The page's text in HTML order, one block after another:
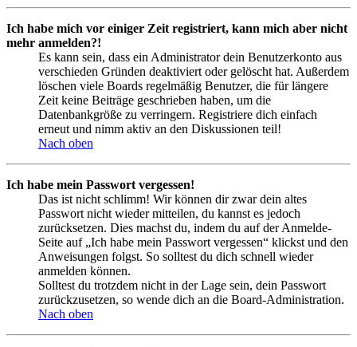
Ich habe mich vor einiger Zeit registriert, kann mich aber nicht
mehr anmelden?!
Es kann sein, dass ein Administrator dein Benutzerkonto aus
verschieden Gründen deaktiviert oder gelöscht hat. Außerdem
löschen viele Boards regelmäßig Benutzer, die für längere
Zeit keine Beiträge geschrieben haben, um die
Datenbankgröße zu verringern. Registriere dich einfach
erneut und nimm aktiv an den Diskussionen teil!
Nach oben
Ich habe mein Passwort vergessen!
Das ist nicht schlimm! Wir können dir zwar dein altes
Passwort nicht wieder mitteilen, du kannst es jedoch
zurücksetzen. Dies machst du, indem du auf der Anmelde-
Seite auf „Ich habe mein Passwort vergessen“ klickst und den
Anweisungen folgst. So solltest du dich schnell wieder
anmelden können.
Solltest du trotzdem nicht in der Lage sein, dein Passwort
zurückzusetzen, so wende dich an die Board-Administration.
Nach oben